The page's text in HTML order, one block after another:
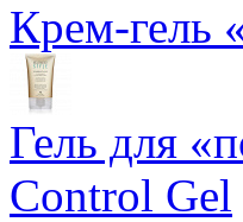
Крем-гель
Гель для
Control Gel